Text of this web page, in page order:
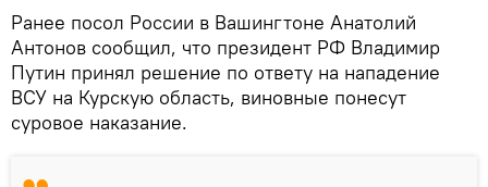
Ранее посол России в Вашингтоне Анатолий
Антонов сообщил, что президент РФ Владимир
Путин принял решение по ответу на нападение
ВСУ на Курскую область, виновные понесут
суровое наказание.